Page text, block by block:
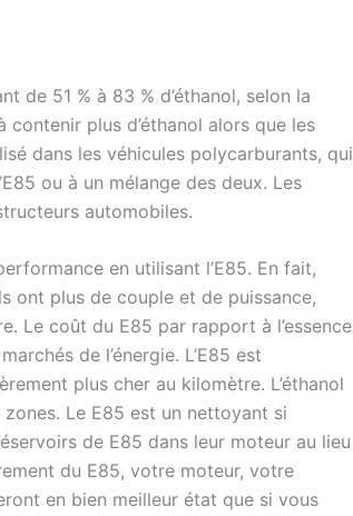
de 51 % à 83 % d’éthanol, selon la
contenir plus d’éthanol alors que les
dans les véhicules polycarburants, qui
ou à un mélange des deux. Les
automobiles.
en utilisant l’E85. En fait,
ont plus de couple et de puissance,
Le coût du E85 par rapport à l’essence
de l’énergie. L’E85 est
plus cher au kilomètre. L’éthanol
Le E85 est un nettoyant si
de E85 dans leur moteur au lieu
du E85, votre moteur, votre
en bien meilleur état que si vous